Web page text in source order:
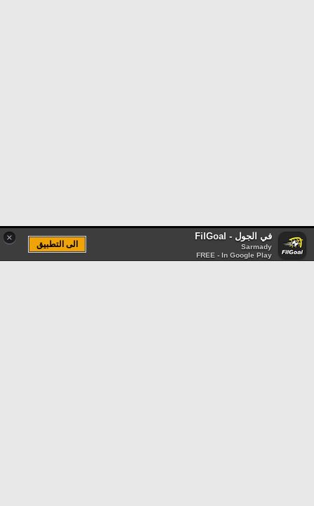
× في الجول - FilGoal
Sarmady
FREE - In Google Play
الى التطبيق